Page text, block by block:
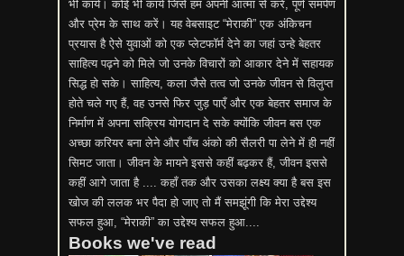
भी कार्य। कोई भी कार्य जिसे हम अपनी आत्मा से करें, पूर्ण समर्पण
और प्रेम के साथ करें। यह वेबसाइट “मेराकी” एक अंकिचन
प्रयास है ऐसे युवाओं को एक प्लेटफॉर्म देने का जहां उन्हे बेहतर
साहित्य पढ़ने को मिले जो उनके विचारों को आकार देने में सहायक
सिद्ध हो सके। साहित्य, कला जैसे तत्व जो उनके जीवन से विलुप्त
होते चले गए हैं, वह उनसे फिर जुड़ पाएँ और एक बेहतर समाज के
निर्माण में अपना सक्रिय योगदान दे सके क्योंकि जीवन बस एक
अच्छा करियर बना लेने और पाँच अंको की सैलरी पा लेने में ही नहीं
सिमट जाता। जीवन के मायने इससे कहीं बढ़कर हैं, जीवन इससे
कहीं आगे जाता है .... कहाँ तक और उसका लक्ष्य क्या है बस इस
खोज की ललक भर पैदा हो जाए तो मैं समझूंगी कि मेरा उद्देश्य
सफल हुआ, “मेराकी” का उद्देश्य सफल हुआ....
Books we've read